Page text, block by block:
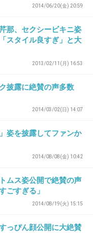
！
ってた(*^_^*)
ね
-18
2014/06/20(金) 20:59
那、セクシービキニ姿
スタイル良すぎ」と大
2013/02/11(月) 16:53
披露に絶賛の声多数
2014/03/02(日) 14:07
姿を披露してファンか
2014/08/08(金) 10:42
ムス姿公開で絶賛の声
ごすぎる」
2014/08/19(火) 15:15
っぴん顔公開に大絶賛